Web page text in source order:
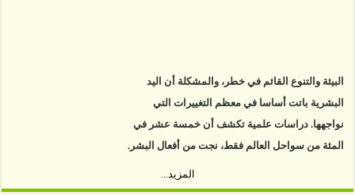
البيئة والتنوع القائم في خطر، والمشكلة أن اليد
البشرية باتت أساسا في معظم التغييرات التي
نواجهها. دراسات علمية تكشف أن خمسة عشر في
المئة من سواحل العالم فقط، نجت من أفعال البشر.
المزيد...